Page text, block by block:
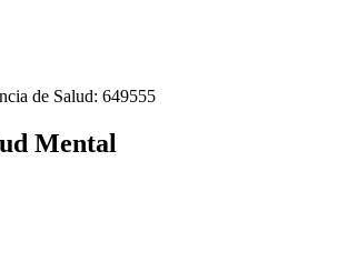
de Salud: 649555
Mental